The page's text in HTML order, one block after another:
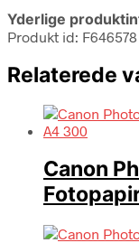
Yderlige
Produkt id: F646578
Relaterede
Canon